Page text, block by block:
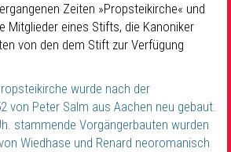
Zeiten »Propsteikirche« und
Mitglieder eines Stifts, die Kanoniker
von den dem Stift zur Verfügung
wurde nach der
von Peter Salm aus Aachen neu gebaut.
stammende Vorgängerbauten wurden
Wiedhase und Renard neoromanisch